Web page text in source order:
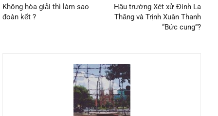
Không hòa giải thì làm sao
đoàn kết ?
Hậu trường Xét xử Đinh La
Thăng và Trịnh Xuân Thanh
“Bức cung”?